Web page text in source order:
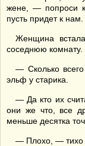
жене, — попроси
пусть придет к нам.
Женщина
соседнюю комнату.
— Сколько
эльф у старика.
— Да кто их
они же что, все
меньше десятка
— Плохо, — тихо